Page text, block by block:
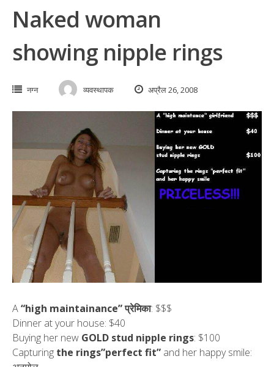
Naked woman
showing nipple rings
नग्न व्यवस्थापक अप्रैल 26, 2008
A“high maintainance” प्रेमिका: $$$
Dinner at your house: $40
Buying her new GOLD stud nipple rings: $100
Capturing the rings”perfect fit” and her happy smile: